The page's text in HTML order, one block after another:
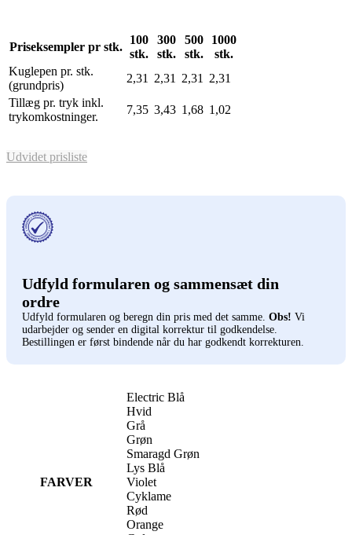
Priseksempler pr stk.
100
stk.
300
stk.
500
stk.
1000
stk.
Kuglepen pr. stk.
(grundpris)
2,31 2,31 2,31
2,31
Tillæg pr. tryk inkl.
trykomkostninger.
7,35 3,43 1,68 1,02
Udvidet prisliste
Udfyld formularen og sammensæt din
ordre
Udfyld formularen og beregn din pris med det samme. Obs! Vi
udarbejder og sender en digital korrektur til godkendelse.
Bestillingen er først bindende når du har godkendt korrekturen.
FARVER
Electric Blå
Hvid
Grå
Grøn
Smaragd Grøn
Lys Blå
Violet
Cyklame
Rød
Orange